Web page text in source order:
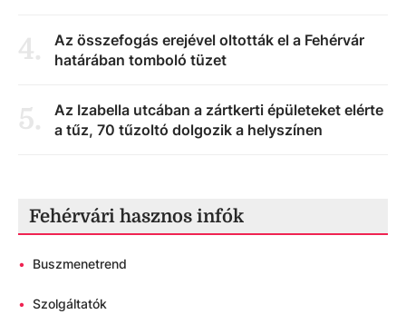
4.
Az összefogás erejével oltották el a Fehérvár
határában tomboló tüzet
5.
Az Izabella utcában a zártkerti épületeket elérte
a tűz, 70 tűzoltó dolgozik a helyszínen
Fehérvári hasznos infók
• Buszmenetrend
• Szolgáltatók